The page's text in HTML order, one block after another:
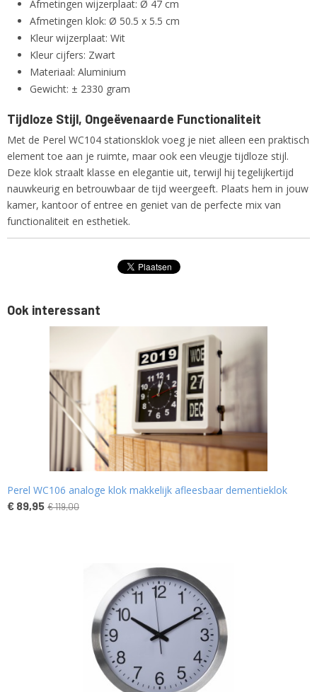
Afmetingen wijzerplaat: Ø 47 cm
Afmetingen klok: Ø 50.5 x 5.5 cm
Kleur wijzerplaat: Wit
Kleur cijfers: Zwart
Materiaal: Aluminium
Gewicht: ± 2330 gram
Tijdloze Stijl, Ongeëvenaarde Functionaliteit
Met de Perel WC104 stationsklok voeg je niet alleen een praktisch
element toe aan je ruimte, maar ook een vleugje tijdloze stijl.
Deze klok straalt klasse en elegantie uit, terwijl hij tegelijkertijd
nauwkeurig en betrouwbaar de tijd weergeeft. Plaats hem in jouw
kamer, kantoor of entree en geniet van de perfecte mix van
functionaliteit en esthetiek.
Ook interessant
Perel WC106 analoge klok makkelijk afleesbaar dementieklok
€ 89,95 € 119,00